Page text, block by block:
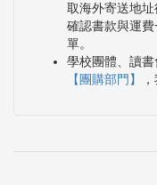
取海外寄送地址
確認書款與運
單。
學校團體、讀
【團購部門】